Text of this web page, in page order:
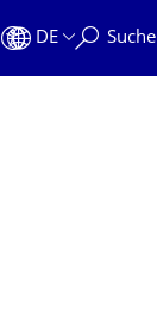
DE Suche